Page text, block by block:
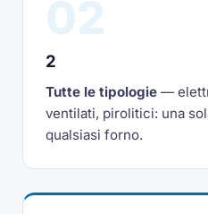
2
Tutte le tipologie —
ventilati, pirolitici: una
qualsiasi forno.